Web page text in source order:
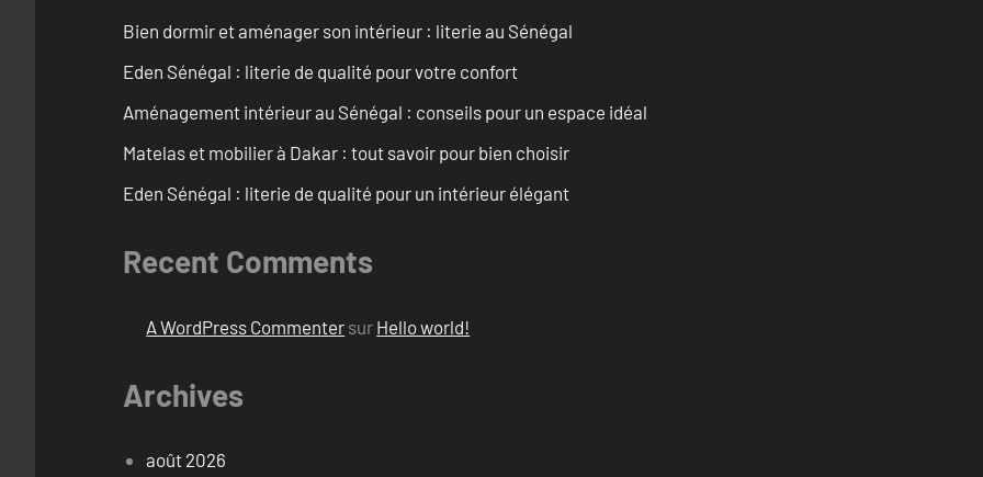
Bien dormir et aménager son intérieur : literie au Sénégal
Eden Sénégal : literie de qualité pour votre confort
Aménagement intérieur au Sénégal : conseils pour un espace idéal
Matelas et mobilier à Dakar : tout savoir pour bien choisir
Eden Sénégal : literie de qualité pour un intérieur élégant
Recent Comments
A WordPress Commenter sur Hello world!
Archives
août 2026